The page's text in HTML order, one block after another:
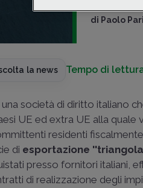
di Paolo
la news Tempo di
società di diritto italiano
UE ed extra UE alla
residenti
di esportazione
presso fornitori italiani,
di realizzazione degli